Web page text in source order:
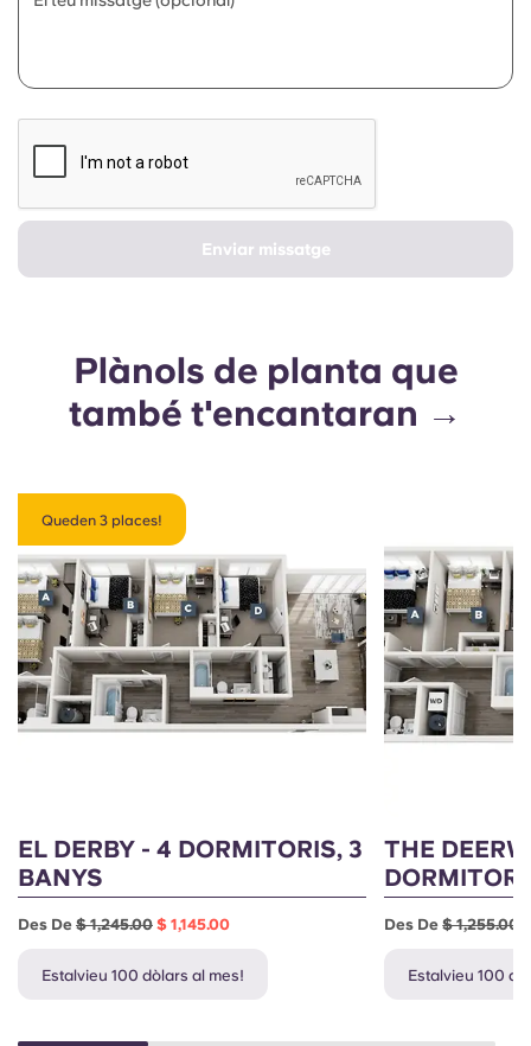
Enviar missatge
Plànols de planta que
també t'encantaran →
Queden 3 places!
EL DERBY - 4 DORMITORIS, 3
BANYS
Des De $ 1,245.00 $ 1,145.00
Estalvieu 100 dòlars al mes!
THE
Des De$ 1,255.00
Estalvieu 100